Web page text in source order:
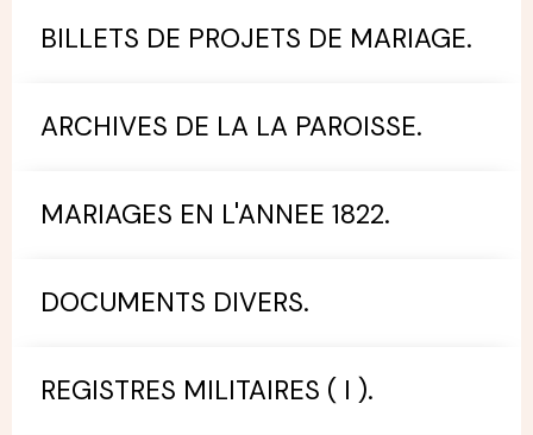
BILLETS DE PROJETS DE MARIAGE.
ARCHIVES DE LA LA PAROISSE.
MARIAGES EN L'ANNEE 1822.
DOCUMENTS DIVERS.
REGISTRES MILITAIRES ( I ).